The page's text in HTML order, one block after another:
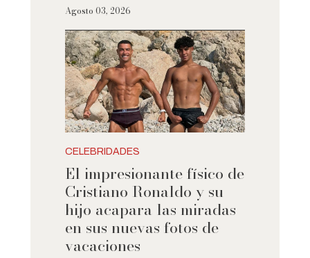
Agosto 03, 2026
CELEBRIDADES
El impresionante físico de
Cristiano Ronaldo y su
hijo acapara las miradas
en sus nuevas fotos de
vacaciones